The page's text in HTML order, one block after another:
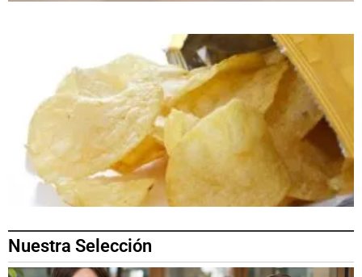
Nuestra Selección